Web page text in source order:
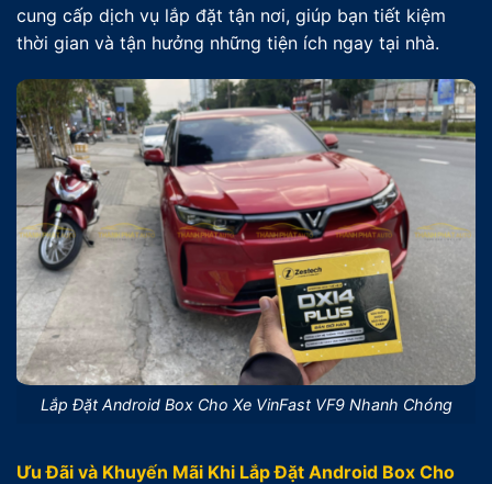
cung cấp dịch vụ lắp đặt tận nơi, giúp bạn tiết kiệm
thời gian và tận hưởng những tiện ích ngay tại nhà.
Lắp Đặt Android Box Cho Xe VinFast VF9 Nhanh Chóng
Ưu Đãi và Khuyến Mãi Khi Lắp Đặt Android Box Cho